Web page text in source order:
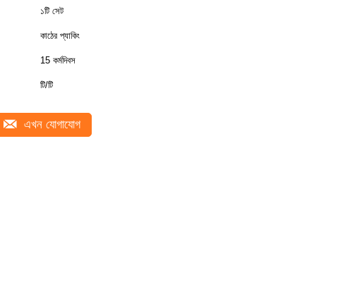
১টি সেট
কাঠের প্যাকিং
15 কর্মদিবস
টি/টি
এখন যোগাযোগ